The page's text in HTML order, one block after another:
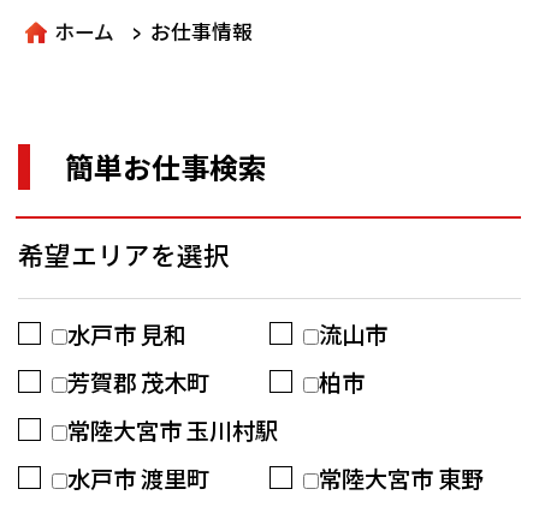
ホーム > お仕事情報
簡単お仕事検索
希望エリアを選択
水戸市 見和
流山市
芳賀郡 茂木町
柏市
常陸大宮市 玉川村駅
水戸市 渡里町
常陸大宮市 東野